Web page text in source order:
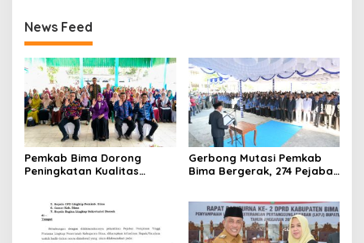
News Feed
Pemkab Bima Dorong
Peningkatan Kualitas
Gerbong Mutasi Pemkab
Bima Bergerak, 274 Pejabat